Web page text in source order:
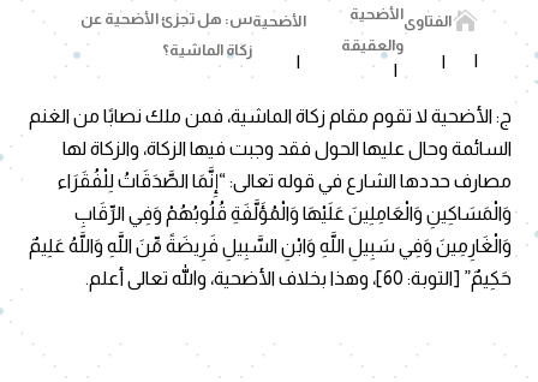
الفتاوىالأضحية
والعقيقة
الأضحيةس: هل تجزئ الأضحية عن
زكاة الماشية؟
ج: الأضحية لا تقوم مقام زكاة الماشية، فمن ملك نصابًا من الغنم
السائمة وحال عليها الحول فقد وجبت فيها الزكاة، والزكاة لها
مصارف حددها الشارع في قوله تعالى: “إِنَّمَا الصَّدَقَاتُ لِلْفُقَرَاء
وَالْمَسَاكِينِ وَالْعَامِلِينَ عَلَيْهَا وَالْمُؤَلَّفَةِ قُلُوبُهُمْ وَفِي الرِّقَابِ
وَالْغَارِمِينَ وَفِي سَبِيلِ اللَّهِ وَابْنِ السَّبِيلِ فَرِيضَةً مِّنَ اللَّهِ وَاللَّهُ عَلِيمٌ
حَكِيمٌ” [التوبة: 60]، وهذا بخلاف الأضحية، والله تعالى أعلم.